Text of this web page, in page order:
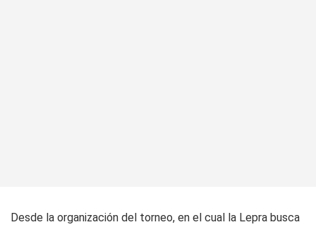
Desde la organización del torneo, en el cual la Lepra busca